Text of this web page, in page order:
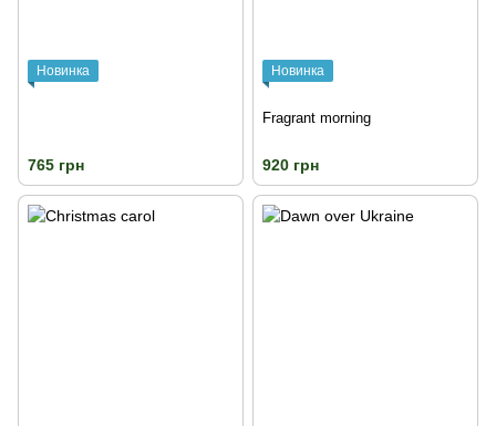
Новинка
765 грн
Новинка
Fragrant morning
920 грн